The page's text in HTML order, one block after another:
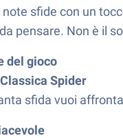
sfide con un
pensare. Non è il
del gioco
Spider
sfida vuoi